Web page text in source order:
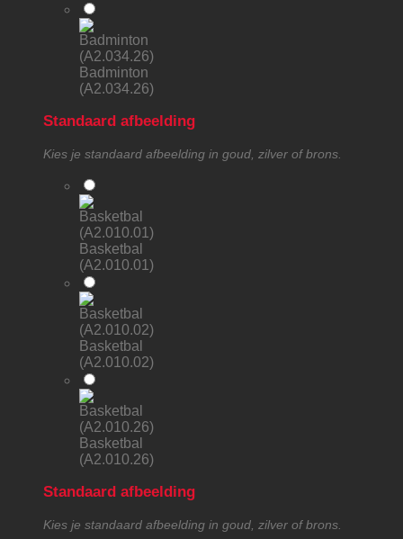
Badminton
(A2.034.26)
Standaard afbeelding
Kies je standaard afbeelding in goud, zilver of brons.
Basketbal
(A2.010.01)
Basketbal
(A2.010.02)
Basketbal
(A2.010.26)
Standaard afbeelding
Kies je standaard afbeelding in goud, zilver of brons.